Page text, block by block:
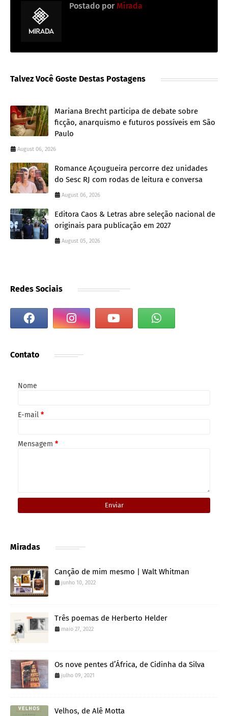
Postado por Mirada
Talvez Você Goste Destas Postagens
Mariana Brecht participa de debate sobre
ficção, anarquismo e futuros possíveis em São
Paulo
August 06, 2026
Romance Açougueira percorre dez unidades
do Sesc RJ com rodas de leitura e conversa
August 06, 2026
Editora Caos & Letras abre seleção nacional de
originais para publicação em 2027
August 05, 2026
Redes Sociais
Contato
Nome
E-mail *
Mensagem *
Miradas
Canção de mim mesmo | Walt Whitman
junho 10, 2022
Três poemas de Herberto Helder
maio 27, 2022
Os nove pentes d’África, de Cidinha da Silva
julho 09, 2021
Velhos, de Alê Motta